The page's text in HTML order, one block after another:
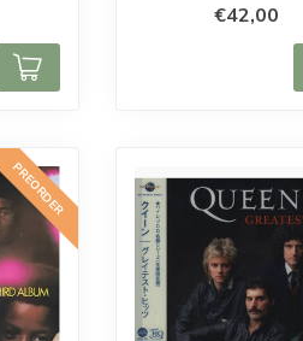
€42,00
PREORDER